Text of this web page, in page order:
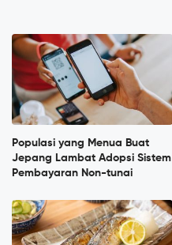
Populasi yang Menua Buat
Jepang Lambat Adopsi Sistem
Pembayaran Non-tunai